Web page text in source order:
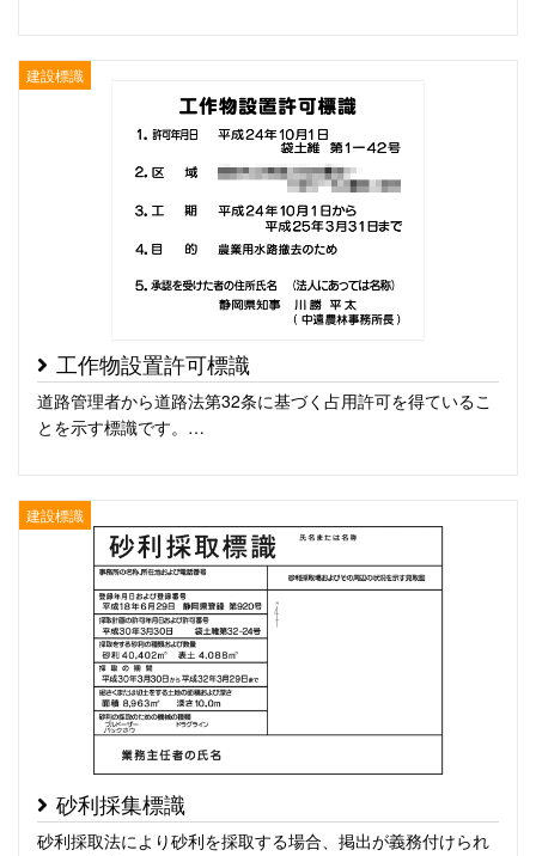
建設標識
工作物設置許可標識
道路管理者から道路法第32条に基づく占用許可を得ているこ
とを示す標識です。…
建設標識
砂利採集標識
砂利採取法により砂利を採取する場合、掲出が義務付けられ